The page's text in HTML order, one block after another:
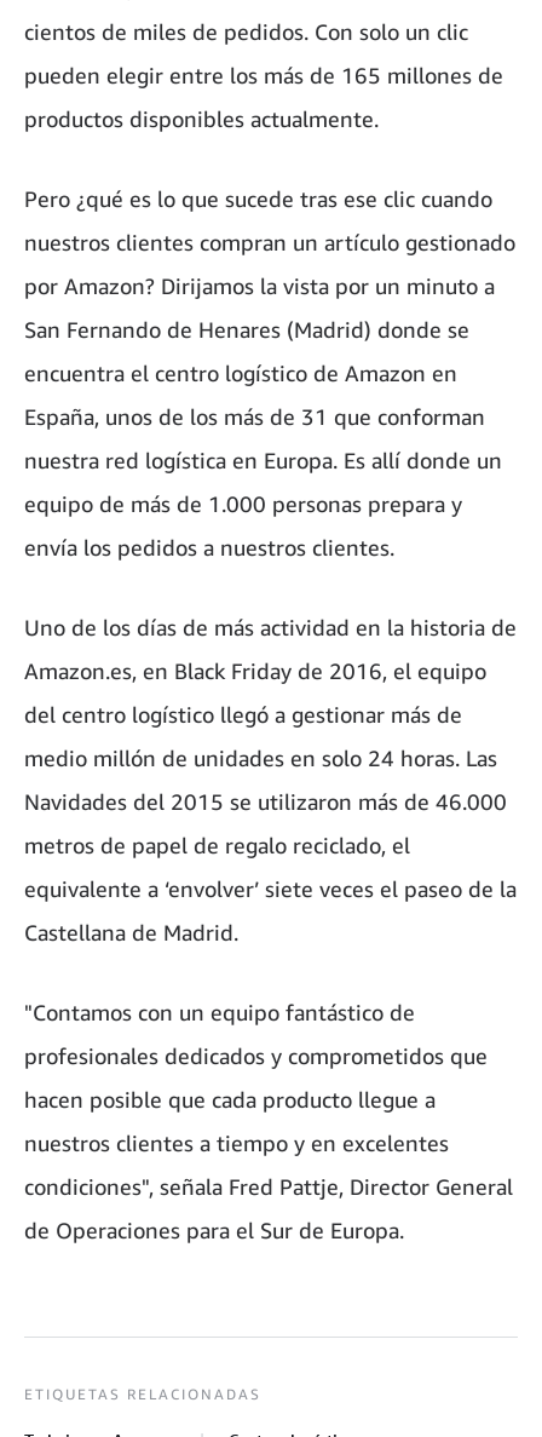
cientos de miles de pedidos. Con solo un clic
pueden elegir entre los más de 165 millones de
productos disponibles actualmente.
Pero ¿qué es lo que sucede tras ese clic cuando
nuestros clientes compran un artículo gestionado
por Amazon? Dirijamos la vista por un minuto a
San Fernando de Henares (Madrid) donde se
encuentra el centro logístico de Amazon en
España, unos de los más de 31 que conforman
nuestra red logística en Europa. Es allí donde un
equipo de más de 1.000 personas prepara y
envía los pedidos a nuestros clientes.
Uno de los días de más actividad en la historia de
Amazon.es, en Black Friday de 2016, el equipo
del centro logístico llegó a gestionar más de
medio millón de unidades en solo 24 horas. Las
Navidades del 2015 se utilizaron más de 46.000
metros de papel de regalo reciclado, el
equivalente a ‘envolver’ siete veces el paseo de la
Castellana de Madrid.
"Contamos con un equipo fantástico de
profesionales dedicados y comprometidos que
hacen posible que cada producto llegue a
nuestros clientes a tiempo y en excelentes
condiciones", señala Fred Pattje, Director General
de Operaciones para el Sur de Europa.
ETIQUETAS RELACIONADAS